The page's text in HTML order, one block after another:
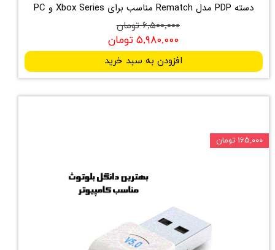
دسته PDP مدل Rematch مناسب برای Xbox Series و PC
۶,۵۰۰,۰۰۰ تومان
۵,۹۸۰,۰۰۰ تومان
افزودن به سبد خرید
۱۶۵,۰۰۰ تومان